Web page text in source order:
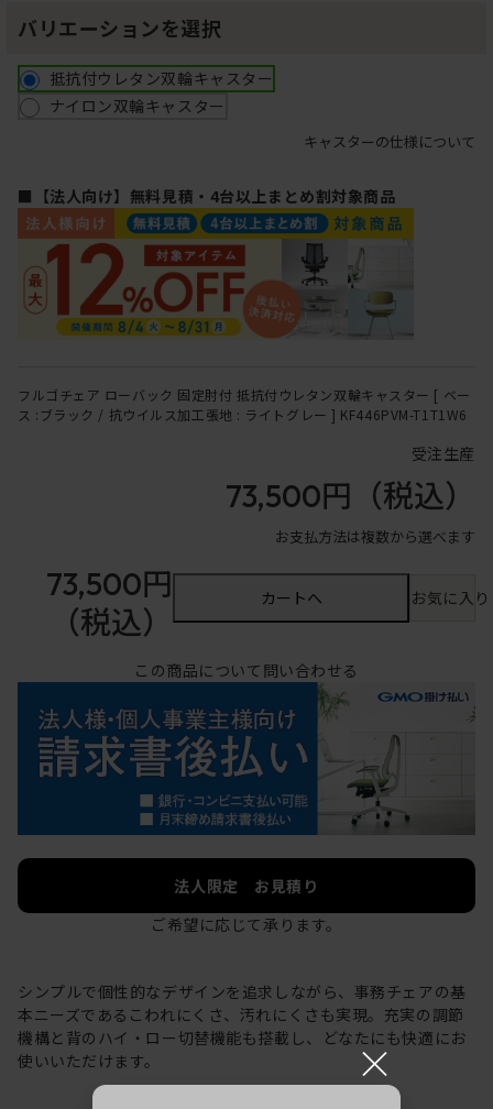
バリエーションを選択
抵抗付ウレタン双輪キャスター
ナイロン双輪キャスター
キャスターの仕様について
■【法人向け】無料見積・4台以上まとめ割対象商品
フルゴチェア ローバック 固定肘付 抵抗付ウレタン双輪キャスター [ ベー
ス :ブラック / 抗ウイルス加工張地 : ライトグレー ] KF446PVM-T1T1W6
受注生産
73,500円 （税込）
お支払方法は複数から選べます
73,500円
（税込）
カートへ お気に入
この商品について問い合わせる
法人限定 お見積り
ご希望に応じて承ります。
シンプルで個性的なデザインを追求しながら、事務チェアの基
本ニーズであるこわれにくさ、汚れにくさも実現。充実の調節
機構と背のハイ・ロー切替機能も搭載し、どなたにも快適にお
使いいただけます。
×